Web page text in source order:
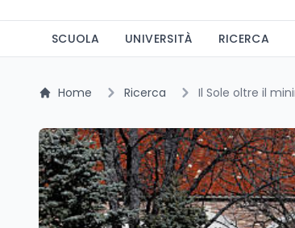
SCUOLA UNIVERSITÀ RICERCA
Home Ricerca